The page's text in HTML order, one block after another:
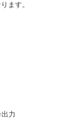
ます。
力